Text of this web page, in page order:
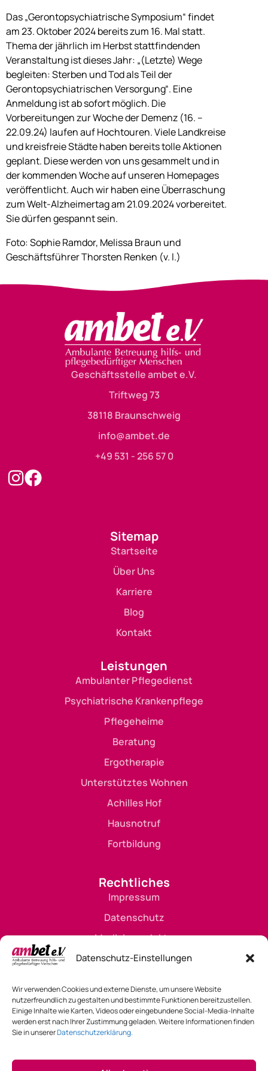
Datenschutz-Einstellungen
Wir verwenden Cookies und externe Dienste, um unsere Website
nutzerfreundlich zu gestalten und bestimmte Funktionen bereitzustellen.
Einige Inhalte wie Karten, Videos oder eingebundene Social-Media-Inhalte
werden erst nach Ihrer Zustimmung geladen. Weitere Informationen finden
Sie in unsererDatenschutzerklärung.
Das „Gerontopsychiatrische Symposium“ findet
am 23. Oktober 2024 bereits zum 16. Mal statt.
Thema der jährlich im Herbst stattfindenden
Veranstaltung ist dieses Jahr: „(Letzte) Wege
begleiten: Sterben und Tod als Teil der
Gerontopsychiatrischen Versorgung“. Eine
Anmeldung ist ab sofort möglich. Die
Vorbereitungen zur Woche der Demenz (16. –
22.09.24) laufen auf Hochtouren. Viele Landkreise
und kreisfreie Städte haben bereits tolle Aktionen
geplant. Diese werden von uns gesammelt und in
der kommenden Woche auf unseren Homepages
veröffentlicht. Auch wir haben eine Überraschung
zum Welt-Alzheimertag am 21.09.2024 vorbereitet.
Sie dürfen gespannt sein.
Foto: Sophie Ramdor, Melissa Braun und
Geschäftsführer Thorsten Renken (v. l.)
Geschäftsstelle ambet e.V.
Triftweg 73
38118 Braunschweig
info@ambet.de
+49 531 - 256 57 0
Sitemap
Startseite
Über Uns
Karriere
Blog
Kontakt
Leistungen
Ambulanter Pflegedienst
Psychiatrische Krankenpflege
Pflegeheime
Beratung
Ergotherapie
Unterstütztes Wohnen
Achilles Hof
Hausnotruf
Fortbildung
Rechtliches
Impressum
Datenschutz
Medizinprodukte
Hinweisgebersystem
Nutzung von KI